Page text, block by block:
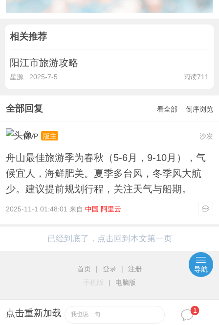
相关推荐
阳江市旅游攻略
星源 2025-7-5 阅读711
全部回复 看全部 倒序浏览
沙发
MVP 版主
舟山最佳旅游季为春秋（5-6月，9-10月），气
候宜人，海鲜肥美。夏季多台风，冬季风大航
少。建议提前规划行程，关注天气与船期。
2025-11-1 01:48:01 来自 中国 阿里云
点击重新加载 我也说一句
1
已经到底了，点击回到本文第一页
首页 | 登录 |
注册
手机版
| 电脑版
导航